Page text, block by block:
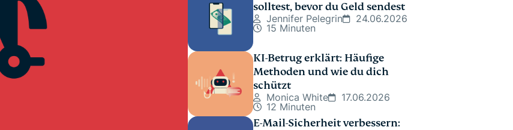
solltest, bevor du Geld sendest
Jennifer Pelegrin
24.06.2026
15 Minuten
KI-Betrug erklärt: Häufige
Methoden und wie du dich
schützt
Monica White
17.06.2026
12 Minuten
E-Mail-Sicherheit verbessern: